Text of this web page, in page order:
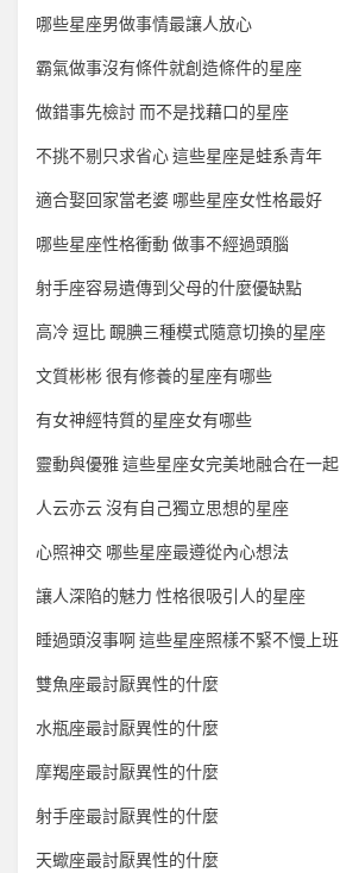
哪些星座男做事情最讓人放心
霸氣做事沒有條件就創造條件的星座
做錯事先檢討 而不是找藉口的星座
不挑不剔只求省心 這些星座是蛙系青年
適合娶回家當老婆 哪些星座女性格最好
哪些星座性格衝動 做事不經過頭腦
射手座容易遺傳到父母的什麼優缺點
高冷 逗比 靦腆三種模式隨意切換的星座
文質彬彬 很有修養的星座有哪些
有女神經特質的星座女有哪些
靈動與優雅 這些星座女完美地融合在一起
人云亦云 沒有自己獨立思想的星座
心照神交 哪些星座最遵從內心想法
讓人深陷的魅力 性格很吸引人的星座
睡過頭沒事啊 這些星座照樣不緊不慢上班
雙魚座最討厭異性的什麼
水瓶座最討厭異性的什麼
摩羯座最討厭異性的什麼
射手座最討厭異性的什麼
天蠍座最討厭異性的什麼